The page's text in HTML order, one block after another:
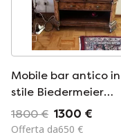
Mobile bar antico in
stile Biedermeier
con intarsi: un
pezzo unico!
1800 € 1300 €
Offerta da650 €